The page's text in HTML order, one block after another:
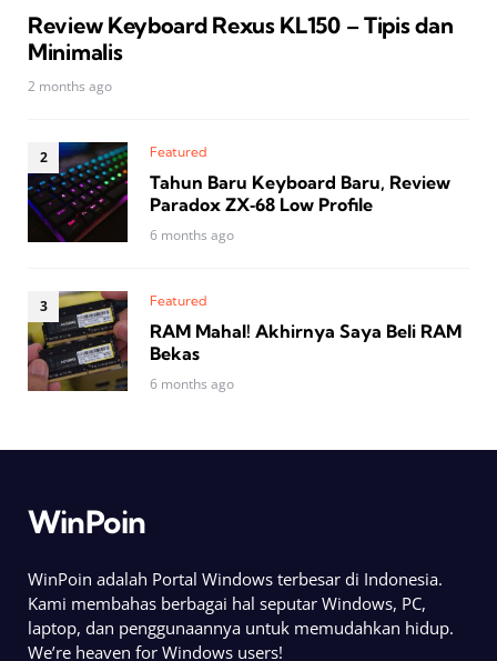
Review Keyboard Rexus KL150 – Tipis dan
Minimalis
2 months ago
Featured
Tahun Baru Keyboard Baru, Review
Paradox ZX‑68 Low Profile
6 months ago
Featured
RAM Mahal! Akhirnya Saya Beli RAM
Bekas
6 months ago
WinPoin
WinPoin adalah Portal Windows terbesar di Indonesia.
Kami membahas berbagai hal seputar Windows, PC,
laptop, dan penggunaannya untuk memudahkan hidup.
We’re heaven for Windows users!